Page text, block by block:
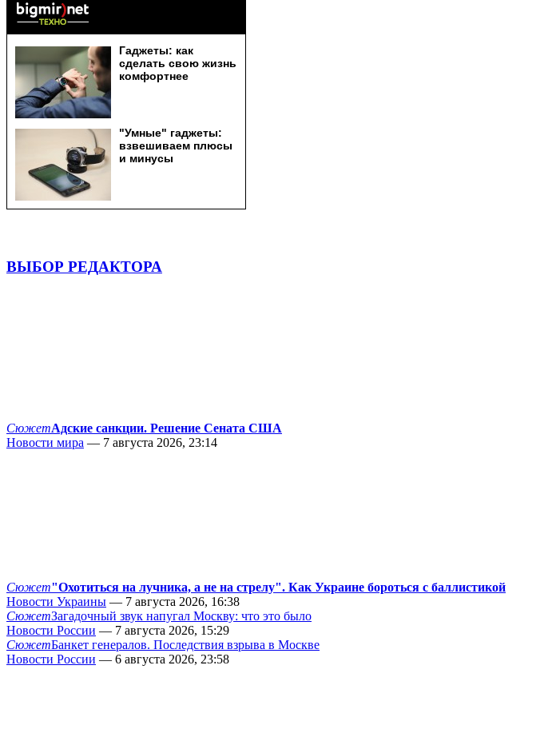
ВЫБОР РЕДАКТОРА
СюжетАдские санкции. Решение Сената США
Новости мира — 7 августа 2026, 23:14
Сюжет"Охотиться на лучника, а не на стрелу". Как Украине бороться с баллистикой
Новости Украины — 7 августа 2026, 16:38
СюжетЗагадочный звук напугал Москву: что это было
Новости России — 7 августа 2026, 15:29
СюжетБанкет генералов. Последствия взрыва в Москве
Новости России — 6 августа 2026, 23:58